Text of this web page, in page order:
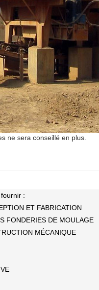
ne sera conseillé en plus.
:
ET FABRICATION
FONDERIES DE MOULAGE
MÉCANIQUE